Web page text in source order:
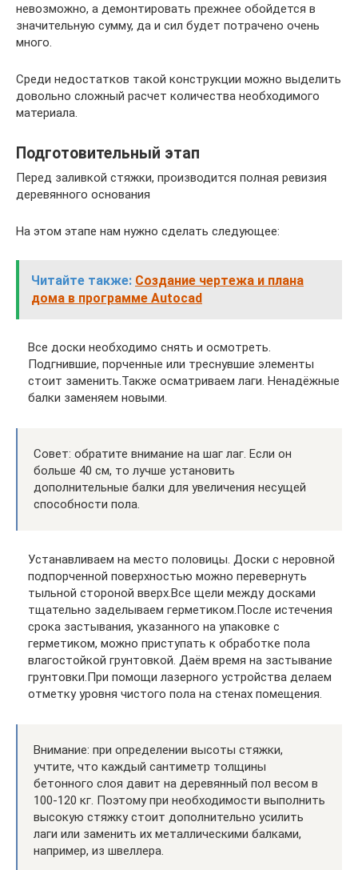
невозможно, а демонтировать прежнее обойдется в
значительную сумму, да и сил будет потрачено очень
много.
Среди недостатков такой конструкции можно выделить
довольно сложный расчет количества необходимого
материала.
Подготовительный этап
Перед заливкой стяжки, производится полная ревизия
деревянного основания
На этом этапе нам нужно сделать следующее:
Читайте также: Создание чертежа и плана
дома в программе Autocad
Все доски необходимо снять и осмотреть.
Подгнившие, порченные или треснувшие элементы
стоит заменить.Также осматриваем лаги. Ненадёжные
балки заменяем новыми.
Совет: обратите внимание на шаг лаг. Если он
больше 40 см, то лучше установить
дополнительные балки для увеличения несущей
способности пола.
Устанавливаем на место половицы. Доски с неровной
подпорченной поверхностью можно перевернуть
тыльной стороной вверх.Все щели между досками
тщательно заделываем герметиком.После истечения
срока застывания, указанного на упаковке с
герметиком, можно приступать к обработке пола
влагостойкой грунтовкой. Даём время на застывание
грунтовки.При помощи лазерного устройства делаем
отметку уровня чистого пола на стенах помещения.
Внимание: при определении высоты стяжки,
учтите, что каждый сантиметр толщины
бетонного слоя давит на деревянный пол весом в
100-120 кг. Поэтому при необходимости выполнить
высокую стяжку стоит дополнительно усилить
лаги или заменить их металлическими балками,
например, из швеллера.